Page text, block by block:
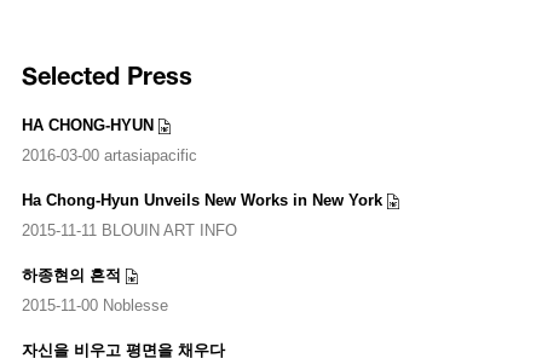
Selected Press
HA CHONG-HYUN
2016-03-00 artasiapacific
Ha Chong-Hyun Unveils New Works in New York
2015-11-11 BLOUIN ART INFO
하종현의 흔적
2015-11-00 Noblesse
자신을 비우고 평면을 채우다